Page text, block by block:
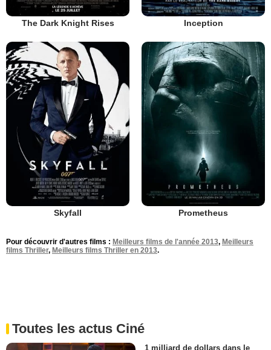
The Dark Knight Rises Inception
Skyfall Prometheus
Pour découvrir d'autres films : Meilleurs films de l'année 2013, Meilleurs
films Thriller, Meilleurs films Thriller en 2013.
Toutes les actus Ciné
1 milliard de dollars dans le